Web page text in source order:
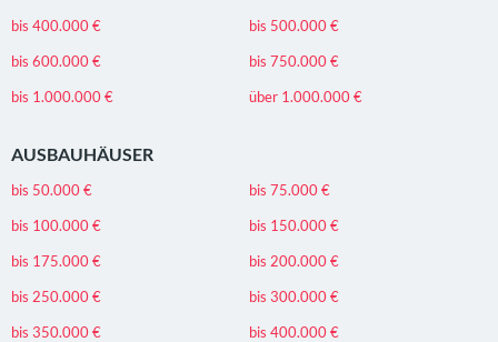
bis 400.000 €
bis 500.000 €
bis 600.000 €
bis 750.000 €
bis 1.000.000 €
über 1.000.000 €
AUSBAUHÄUSER
bis 50.000 €
bis 75.000 €
bis 100.000 €
bis 150.000 €
bis 175.000 €
bis 200.000 €
bis 250.000 €
bis 300.000 €
bis 350.000 €
bis 400.000 €